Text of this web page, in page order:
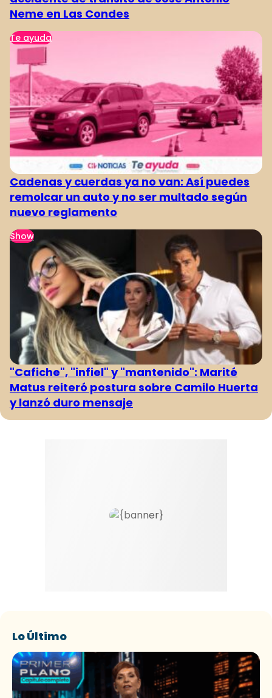
Neme en Las Condes
Te ayuda
Cadenas y cuerdas ya no van: Así puedes
remolcar un auto y no ser multado según
nuevo reglamento
Show
"Cafiche", "infiel" y "mantenido": Marité
Matus reiteró postura sobre Camilo Huerta
y lanzó duro mensaje
Lo Último